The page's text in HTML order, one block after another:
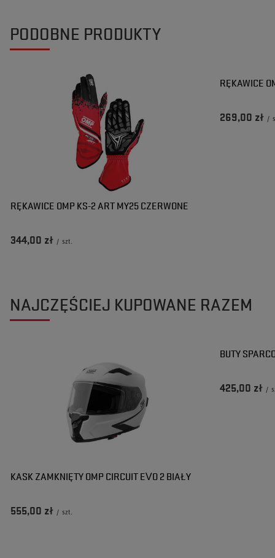
2024-07-10
Paweł
2024-06-15
Ewa
PODOBNE PRODUKTY
RĘKAWICE OMP KS-2 ART MY25 CZERWONE
344,00 zł / szt.
RĘKAWICE
269,00 zł /
NAJCZĘŚCIEJ KUPOWANE RAZEM
KASK ZAMKNIĘTY OMP CIRCUIT EVO 2 BIAŁY
555,00 zł / szt.
BUTY
425,00 zł /